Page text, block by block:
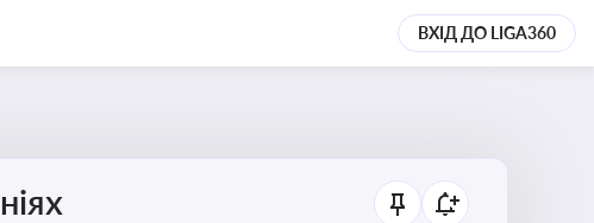
ВХІД ДО LIGA360